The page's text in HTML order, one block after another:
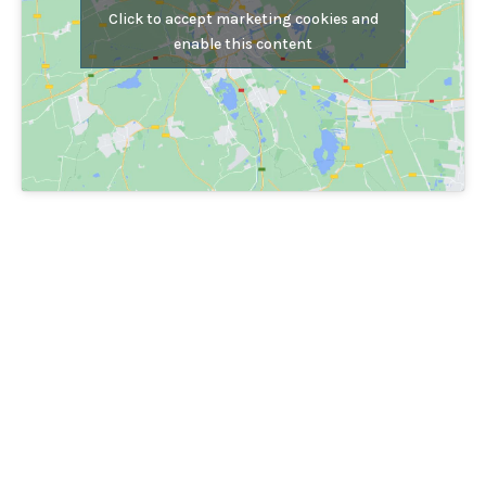
Click to accept marketing cookies and
enable this content